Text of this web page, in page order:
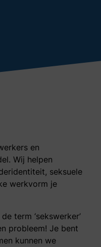
en
Wij helpen
seksuele
werkvorm je
term ‘sekswerker’
probleem! Je bent
kunnen we